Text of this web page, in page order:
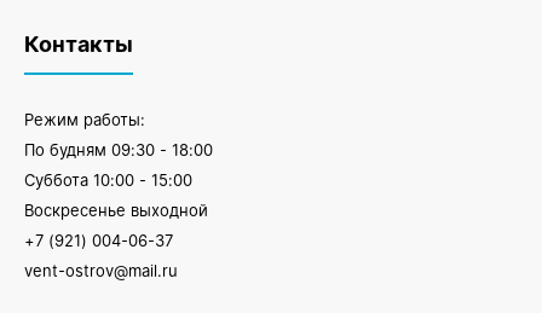
Контакты
Режим работы:
По будням 09:30 - 18:00
Суббота 10:00 - 15:00
Воскресенье выходной
+7 (921) 004-06-37
vent-ostrov@mail.ru